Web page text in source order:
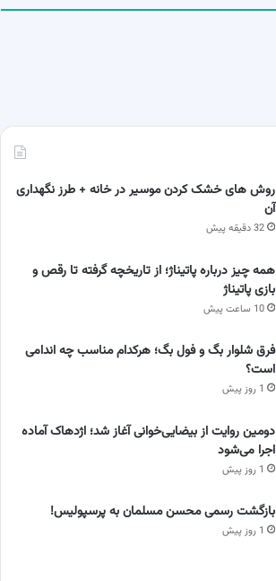
روش های خشک کردن موسیر در خانه + طرز نگهداری
آن
32 دقیقه پیش
همه چیز درباره پاتیناژ؛ از تاریخچه گرفته تا رقص و
بازی پاتیناژ
10 ساعت پیش
فرق شلوار بگ و فول بگ؛ هرکدام مناسب چه اندامی
است؟
1 روز پیش
دومین روایت از بیضایی‌خوانی آغاز شد؛ اژدهاک آماده
اجرا می‌شود
1 روز پیش
بازگشت رسمی محسن مسلمان به پرسپولیس!
1 روز پیش